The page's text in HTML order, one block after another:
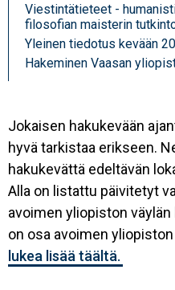
Viestintätieteet -
filosofian maisterin
Yleinen tiedotus kevään
Hakeminen Vaasan
Jokaisen hakukevään
hyvä tarkistaa erikseen.
hakukevättä edeltävän
Alla on listattu päivitetyt
avoimen yliopiston
on osa avoimen yliopiston
lukea lisää täältä.